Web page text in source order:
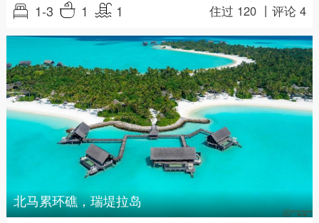
1-3 1 1 住过 120 丨评论 4
北马累环礁，瑞堤拉岛